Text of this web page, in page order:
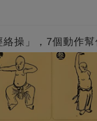
操」，7個動作幫